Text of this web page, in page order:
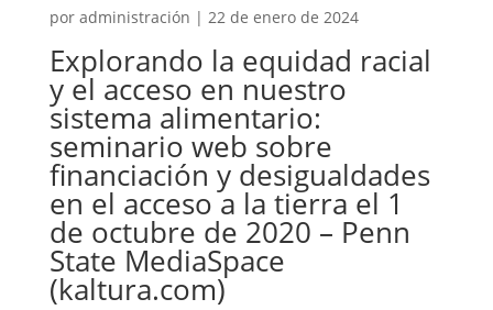
por administración | 22 de enero de 2024
Explorando la equidad racial
y el acceso en nuestro
sistema alimentario:
seminario web sobre
financiación y desigualdades
en el acceso a la tierra el 1
de octubre de 2020 – Penn
State MediaSpace
(kaltura.com)